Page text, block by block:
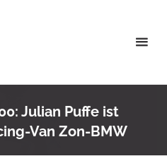
Julian Puffe ist
Van Zon-BMW